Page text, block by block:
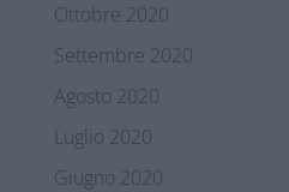
Ottobre 2020
Settembre 2020
Agosto 2020
Luglio 2020
Giugno 2020